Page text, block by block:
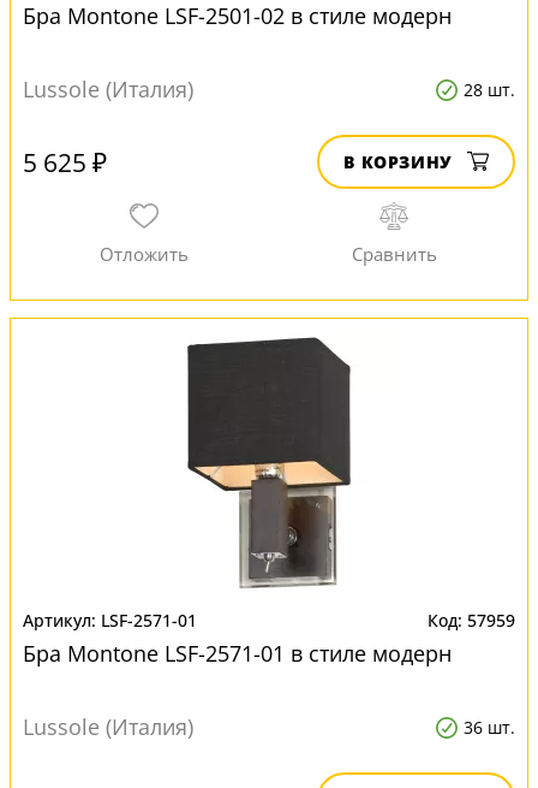
Бра Montone LSF-2501-02 в стиле модерн
Lussole (Италия) 28 шт.
5 625 ₽ В КОРЗИНУ
LSF-2571-01 57959
Бра Montone LSF-2571-01 в стиле модерн
Lussole (Италия) 36 шт.